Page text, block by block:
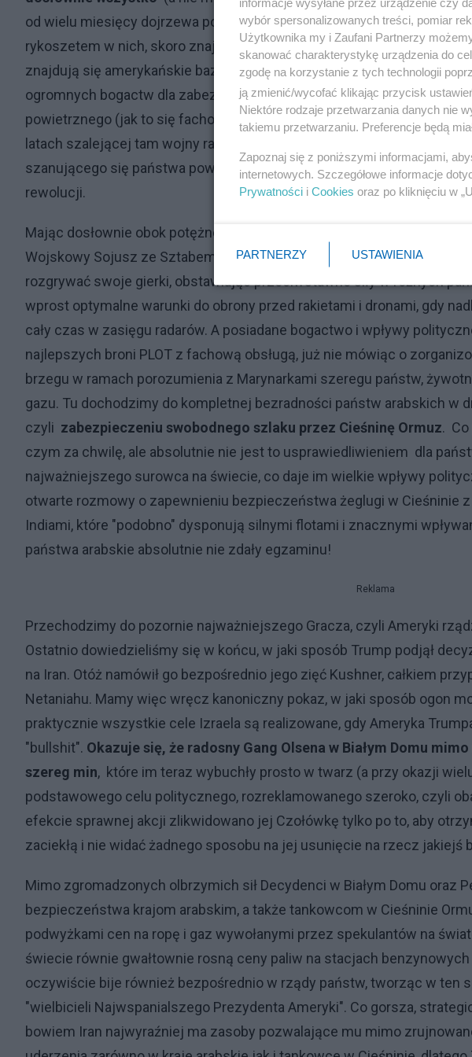
od wielu miesięcy dojrzewa potężny konflikt Izraela wspieranego przez
rykoszetem w nich, skoro znajdują się w zasięgu irańskich dronów i
znajdują się amerykańskie bazy wojskowe. Nie rozumiem, na co
ogromnych bogactw dla zabezpieczenia krajów przed ostrzałem
powietrznego (jak to się fachowo mówi), przynajmniej w porównaniu z
latach szalejącej tam wojny rakietowo-dronowej (opartej na
szanującego się państwa powinien wyciągnąć z niej wnioski i
rewolucji.
Mając dosłownie obok potężne państwo rządzone przez szaloną
Wojskowy Sojusz ze Sztabem Koordynującym wspólne działanie na
rozgrywać swoje gierki, obstawiając przeciwstawne siły w różnych
wprost optymalne warunki do obrony przed rakietami i dronami, gdy
cały czas w zasięgu radarów. A posiadane bogactwo i wpływy
najlepszych broni PLOT z fachową obsługą, już nie mówiąc o
brzegu w ramach porozumienia z Marynarkami szeregu państw,
gazu. Tu dochodzimy do kompletnej bezradności państw arabskich w
czyli zabezpieczeniu swobodnego szlaku przez Cieśninę Ormuz. Co
czym za chwilę, ale absolutnie nie jest to usprawiedliwieniem dla
najważniejszego surowca na świecie, co daje im wielkie wpływy
otwarte rozmowy o zapewnieniu bezpieczeństwa żeglugi w Cieśninie
Indiami, które "podobno" dysponują silnymi flotami i znacznymi
państwa arabskie absolutnie nie zdały egzaminu!
Reklama
Przechodzimy do pozornie najważniejszego Gracza, czyli Ameryki
Ostatnio dowiedzieliśmy się w końcu, w jaki sposób Trump podjął
na Iran. Otóż namówił go bezpośrednio jego zięć Kushner, całkiem
Netaniahu. Mamy więc wręcz kanoniczny pokaz, w jaki sposób ogon
praktycznie wszystkie cele Izraela są realizowane, gdy Ameryka
"bullshit". Okazuje się, że radosny Gang Olsena w Białym Domu
szereg min, które im teraz wybuchły prosto w twarz (a przy okazji
podstawowego celu politycznego, rozreklamowanego szeroko, czyli
efekcie sprawnej akcji zlikwidowano jej Czołówkę tylko po to, aby
zaciekłą i nie widać żadnego sposobu na jej usunięcie na rzecz jakiejś
Mimo zgromadzonych olbrzymich sił Decydenci w Białym Domu oraz
bezpieczeństwa krajom arabskim, a także tankowcom w Cieśninie
podwyżkami cen na ropę i gaz wywołanymi przez spekulantów na
świecie równie gwałtownie rosną ceny paliw na stacjach
oczywiście bije również bezpośrednio w rządy państw, tworząc w ten
"wielbicieli Najwspanialszego Prezydenta Ameryki". Co gorsza,
bowiem Iran najwyraźniej ma zasoby pozwalające mu mimo
wybór spersonalizowanych treści, pomiar
Użytkownika my i Zaufani Partnerzy
skanować charakterystykę urządzenia do
zgodę na korzystanie z tych technologii
ją zmienić/wycofać klikając przycisk
Niektóre rodzaje przetwarzania danych nie
takiemu przetwarzaniu. Preferencje będą
Zapoznaj się z poniższymi informacjami,
internetowych. Szczegółowe informacje
Prywatności i Cookies oraz po kliknięciu w
PARTNERZY USTAWIENIA